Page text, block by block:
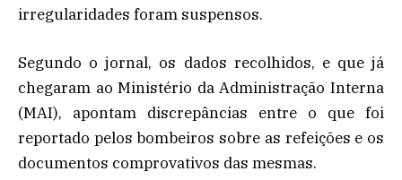
irregularidades foram suspensos.
Segundo o jornal, os dados recolhidos, e que já
chegaram ao Ministério da Administração Interna
(MAI), apontam discrepâncias entre o que foi
reportado pelos bombeiros sobre as refeições e os
documentos comprovativos das mesmas.